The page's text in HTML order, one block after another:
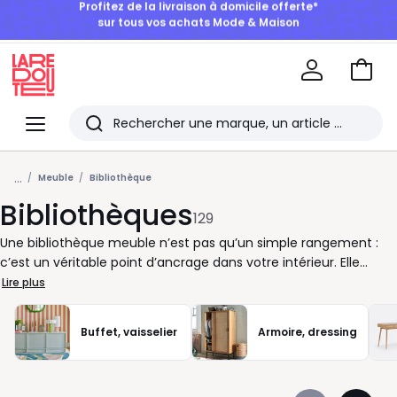
BONS PLANS | Jusqu'à -50% dès 2 articles*
Menu
Redoute
Rechercher
Les
derniers
articles
consultés
Aller
... Meuble Bibliothèque
Bibliothèques129
Une bibliothèque meuble n’est pas qu’un simple rangement :
c’est un véritable point d’ancrage dans votre intérieur. Elle
permet d’organiser vos livres, d’exposer vos objets préférés et
d’apporter une touche d’équilibre à chaque pièce. Chez La
Redoute, nous vous aidons à trouver le modèle qui correspond
à votre rythme de vie, à la fois pratique, confortable à vivre et
harmonieux à regarder. Que vous choisissiez une version en
Lire plus
Buffet, vaisselier Armoire, dressing